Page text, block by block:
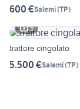
600 €Salemi(TP)
5
trattore cingolato
5.500 €Salemi(TP)